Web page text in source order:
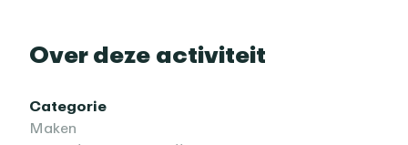
Over deze activiteit
Categorie
Maken